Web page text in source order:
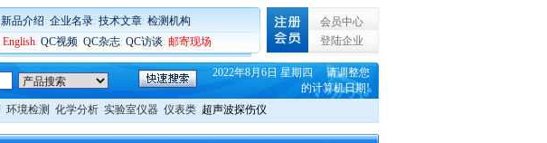
新品介绍: 企业名录: 技术文章: 检测机构
English: QC视频: QC杂志: QC访谈: 邮寄现场
会员中心
登陆企业
2022年8月6日 星期四 请调整您
的计算机日期!
环境检测 化学分析 实验室仪器 仪表类 超声波探伤仪